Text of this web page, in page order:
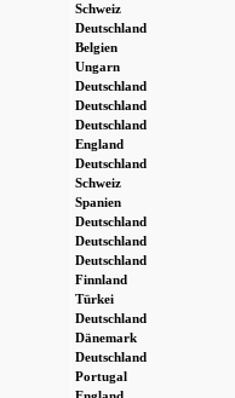
Schweiz
Deutschland
Belgien
Ungarn
Deutschland
Deutschland
Deutschland
England
Deutschland
Schweiz
Spanien
Deutschland
Deutschland
Deutschland
Finnland
Türkei
Deutschland
Dänemark
Deutschland
Portugal